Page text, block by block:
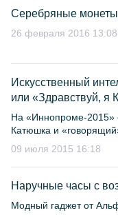
Серебряные монеты
26 февраля 2016 13:08
Искусственный
или «Здравствуй, я
На «Иннопроме-2015»
Катюшка и
09 июля 2015 16:18
Наручные часы с
Модный гаджет от